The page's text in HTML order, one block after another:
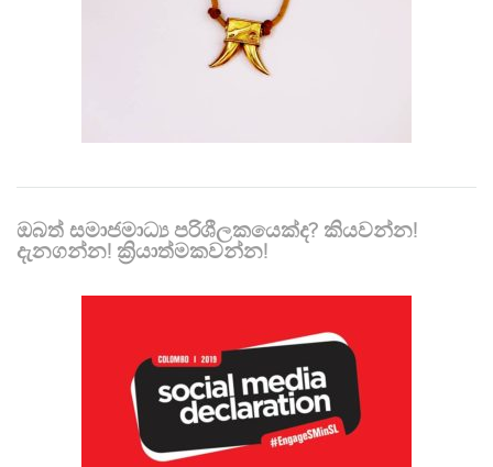
ඔබත් සමාජමාධ්‍ය පරිශීලකයෙක්ද? කියවන්න!
දැනගන්න! ක්‍රියාත්මකවන්න!